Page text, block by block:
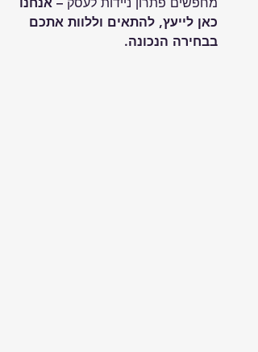
כאן לייעץ, להתאים וללוות אתכם
בבחירה הנכונה.